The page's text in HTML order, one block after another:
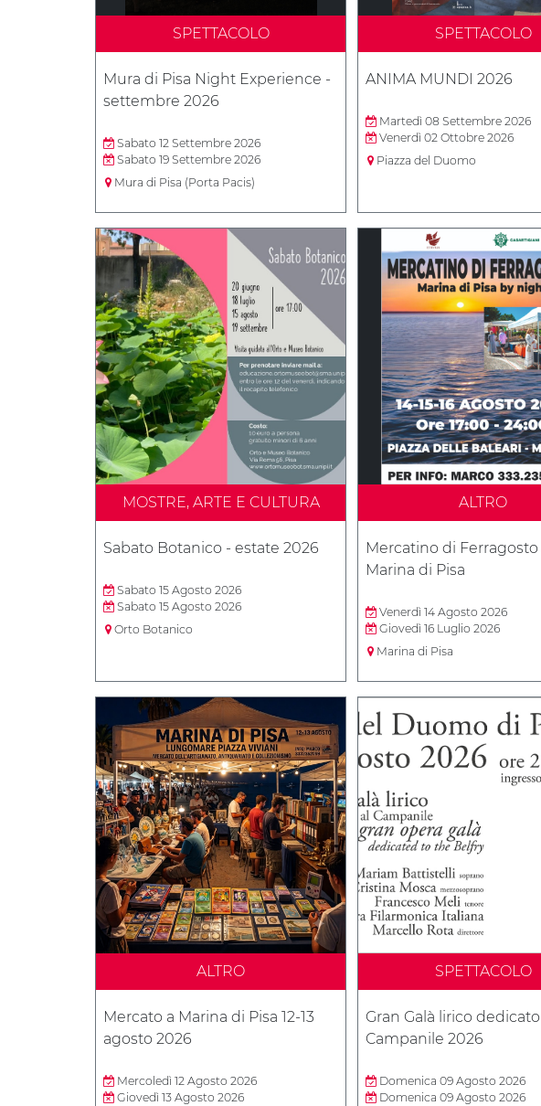
SPETTACOLO
Mura di Pisa Night Experience -
settembre 2026
Sabato 12 Settembre 2026
Sabato 19 Settembre 2026
Mura di Pisa (Porta Pacis)
SPETTACOLO
ANIMA MUNDI 2026
Martedì 08 Settembre 2026
Venerdì 02 Ottobre 2026
Piazza del Duomo
MOSTRE, ARTE E CULTURA
Sabato Botanico - estate 2026
Sabato 15 Agosto 2026
Sabato 15 Agosto 2026
Orto Botanico
ALTRO
Mercatino di Ferragosto
Marina di Pisa
Venerdì 14 Agosto 2026
Giovedì 16 Luglio 2026
Marina di Pisa
ALTRO
Mercato a Marina di Pisa 12-13
agosto 2026
Mercoledì 12 Agosto 2026
Giovedì 13 Agosto 2026
SPETTACOLO
Gran Galà lirico dedicato
Campanile 2026
Domenica 09 Agosto 2026
Domenica 09 Agosto 2026